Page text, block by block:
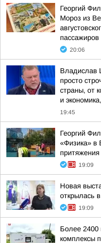
Георгий
Мороз из
20:06
Владислав
просто
страны, от
и
19:45
Георгий
«Физика» в
19:09
Новая
открылась
19:09
Более
комплексы